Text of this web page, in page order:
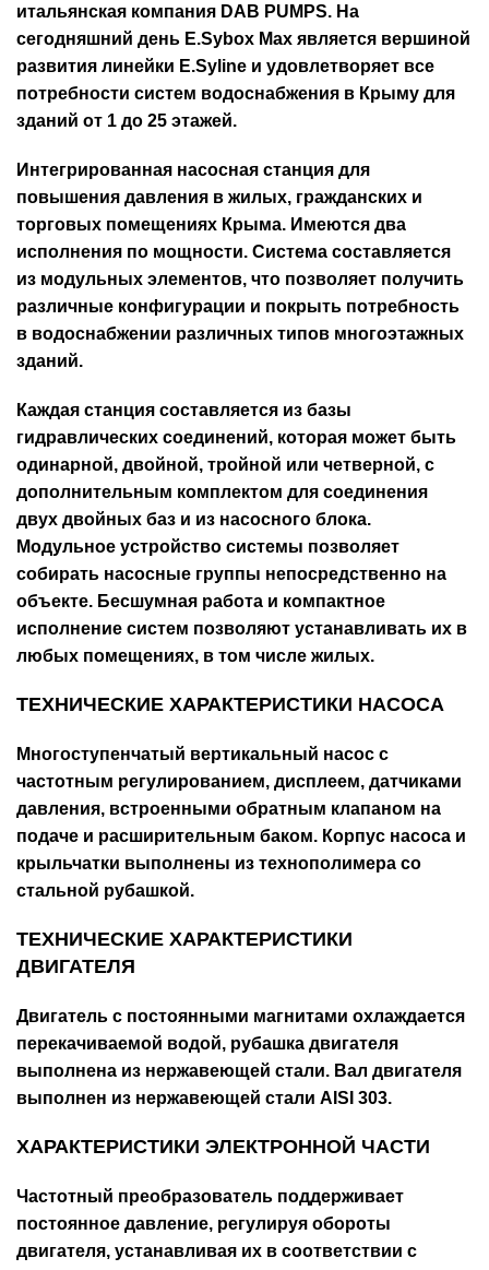
итальянская компания DAB PUMPS. На
сегодняшний день E.Sybox Max является вершиной
развития линейки E.Syline и удовлетворяет все
потребности систем водоснабжения в Крыму для
зданий от 1 до 25 этажей.
Интегрированная насосная станция для
повышения давления в жилых, гражданских и
торговых помещениях Крыма. Имеются два
исполнения по мощности. Система составляется
из модульных элементов, что позволяет получить
различные конфигурации и покрыть потребность
в водоснабжении различных типов многоэтажных
зданий.
Каждая станция составляется из базы
гидравлических соединений, которая может быть
одинарной, двойной, тройной или четверной, с
дополнительным комплектом для соединения
двух двойных баз и из насосного блока.
Модульное устройство системы позволяет
собирать насосные группы непосредственно на
объекте. Бесшумная работа и компактное
исполнение систем позволяют устанавливать их в
любых помещениях, в том числе жилых.
ТЕХНИЧЕСКИЕ ХАРАКТЕРИСТИКИ НАСОСА
Многоступенчатый вертикальный насос с
частотным регулированием, дисплеем, датчиками
давления, встроенными обратным клапаном на
подаче и расширительным баком. Корпус насоса и
крыльчатки выполнены из технополимера со
стальной рубашкой.
ТЕХНИЧЕСКИЕ ХАРАКТЕРИСТИКИ
ДВИГАТЕЛЯ
Двигатель с постоянными магнитами охлаждается
перекачиваемой водой, рубашка двигателя
выполнена из нержавеющей стали. Вал двигателя
выполнен из нержавеющей стали AISI 303.
ХАРАКТЕРИСТИКИ ЭЛЕКТРОННОЙ ЧАСТИ
Частотный преобразователь поддерживает
постоянное давление, регулируя обороты
двигателя, устанавливая их в соответствии с